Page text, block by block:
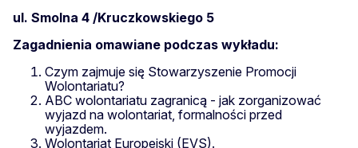
ul. Smolna 4 /Kruczkowskiego 5
Zagadnienia omawiane podczas wykładu:
Czym zajmuje się Stowarzyszenie Promocji
Wolontariatu?
ABC wolontariatu zagranicą - jak zorganizować
wyjazd na wolontariat, formalności przed
wyjazdem.
Wolontariat Europejski (EVS).